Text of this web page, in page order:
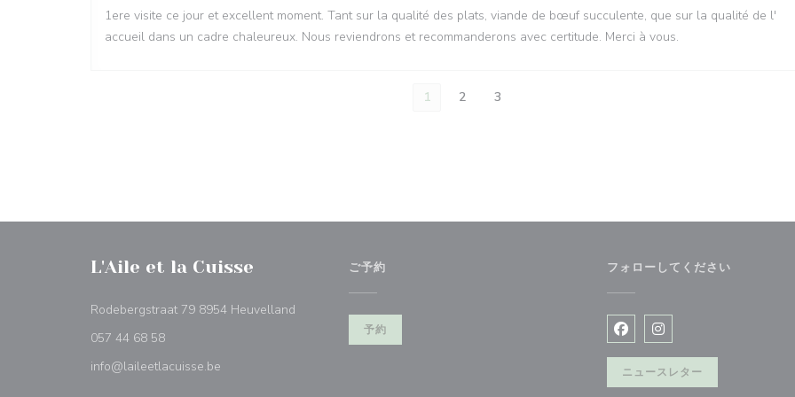
1ere visite ce jour et excellent moment. Tant sur la qualité des plats, viande de bœuf succulente, que sur la qualité de l'
accueil dans un cadre chaleureux. Nous reviendrons et recommanderons avec certitude. Merci à vous.
1 2 3
L'Aile et la Cuisse
Rodebergstraat 79 8954 Heuvelland
057 44 68 58
info@laileetlacuisse.be
ご予約
予約
フォローしてください
Facebook ((新しいウィンド
Instagram ((新しいウ
ニュースレター